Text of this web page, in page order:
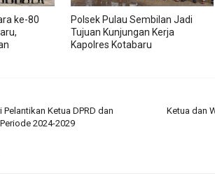
ke-80
Polsek Pulau Sembilan Jadi
Tujuan Kunjungan Kerja
Kapolres Kotabaru
Ketua dan
Ketua DPRD dan
2024-2029